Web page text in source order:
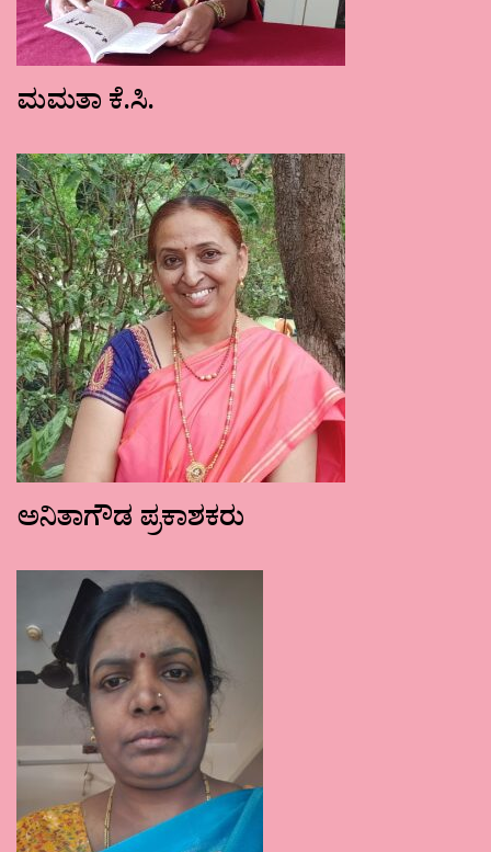
ಮಮತಾ ಕೆ.ಸಿ.
ಅನಿತಾಗೌಡ ಪ್ರಕಾಶಕರು